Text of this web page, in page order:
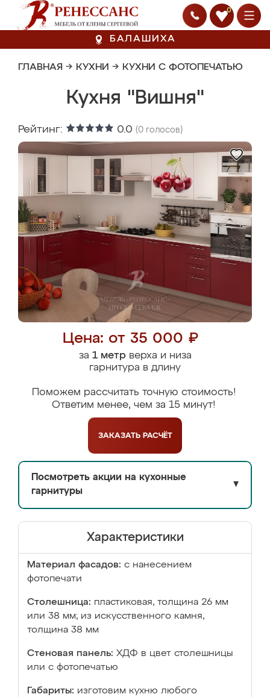
0
БАЛАШИХА
ГЛАВНАЯ → КУХНИ → КУХНИ С ФОТОПЕЧАТЬЮ
Кухня "Вишня"
Рейтинг: 0.0 (0 голосов)
Цена: от 35 000 ₽
за 1 метрверха и низа
гарнитура в длину
Поможем рассчитать точную стоимость!
Ответим менее, чем за 15 минут!
ЗАКАЗАТЬ РАСЧЁТ
Посмотреть акции на кухонные
гарнитуры
▼
Характеристики
Материал фасадов: с нанесением
фотопечати
Столешница: пластиковая, толщина 26 мм
или 38 мм; из искусственного камня,
толщина 38 мм
Стеновая панель: ХДФ в цвет столешницы
или с фотопечатью
Габариты: изготовим кухню любого